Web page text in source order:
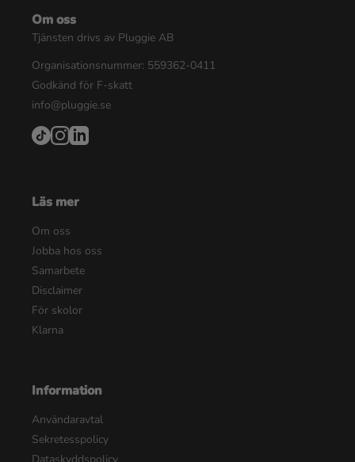
Om oss
Tjänsten drivs av Pluggie AB
Organisationsnummer: 559362-0411
Godkänd för F-skatt
info@pluggie.se
Läs mer
Om oss
Jobba hos oss
Samarbete
Disclaimer
För skolor
Klarna
Information
Användaravtal
Sekretesspolicy